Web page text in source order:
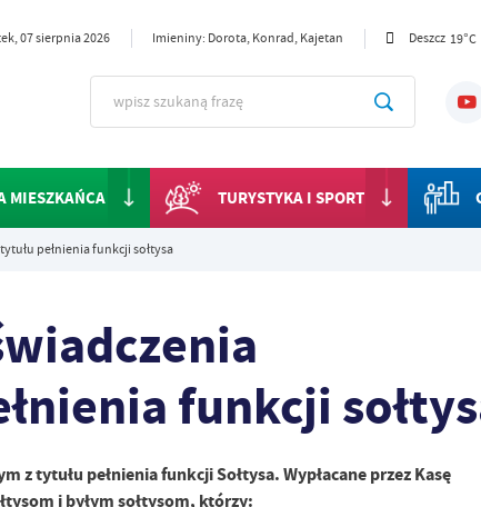
07 sierpnia 2026 Imieniny: Dorota, Konrad, Kajetan Deszcz 19°C
MIESZKAŃCA TURYSTYKA I SPORT
pełnienia funkcji sołtysa
funkcji
z tytułu pełnienia funkcji Sołtysa. Wypłacane przez Kasę
i byłym sołtysom, którzy: